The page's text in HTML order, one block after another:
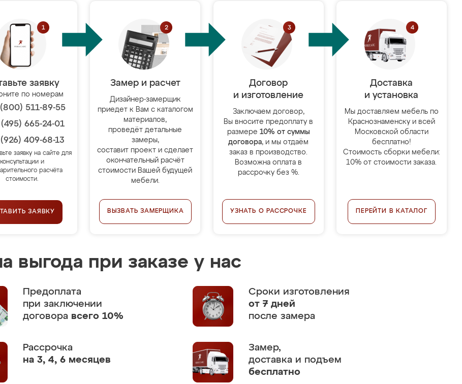
заявку
по номерам
511-89-55
665-24-01
409-68-13
заявку на сайте для
консультации и
расчёта
стоимости.
ЗАЯВКУ
Замер и расчет
Дизайнер-замерщик
приедет к Вам с каталогом
материалов,
проведёт детальные
замеры,
составит проект и сделает
окончательный расчёт
стоимости Вашей будущей
мебели.
ВЫЗВАТЬ ЗАМЕРЩИКА
Договор
и изготовление
Заключаем договор,
Вы вносите предоплату в
размере 10% от суммы
договора, и мы отдаём
заказ в производство.
Возможна оплата в
рассрочку без %.
УЗНАТЬ О РАССРОЧКЕ
Доставка
и установка
Мы доставляем мебель по
Краснознаменску и всей
Московской области
бесплатно!
Стоимость сборки мебели:
10% от стоимости заказа.
ПЕРЕЙТИ В КАТАЛОГ
выгода при заказе у нас
Предоплата
при заключении
договора всего 10%
Сроки изготовления
от 7 дней
после замера
Рассрочка
на 3, 4, 6 месяцев
Замер,
доставка и подъем
бесплатно